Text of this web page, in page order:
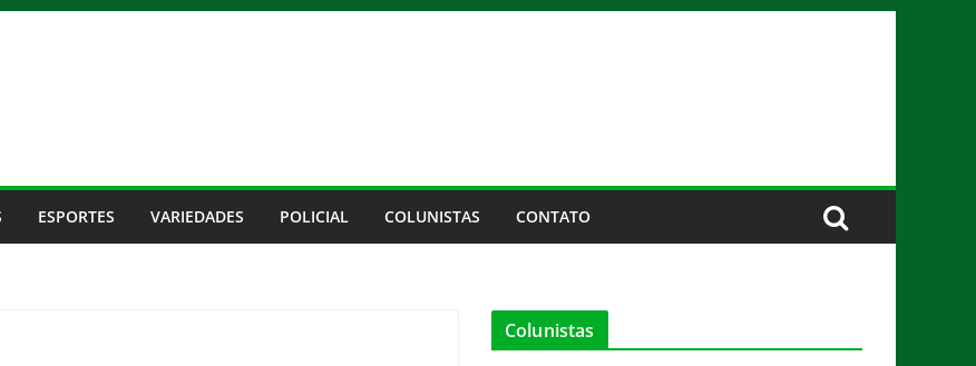
ESPORTES VARIEDADES POLICIAL COLUNISTAS CONTATO
Colunistas